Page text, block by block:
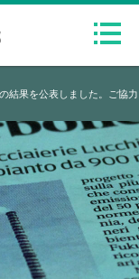
結果を公表しました。ご協力